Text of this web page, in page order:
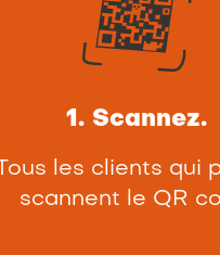
1. Scannez.
Tous les clients qui
scannent le QR